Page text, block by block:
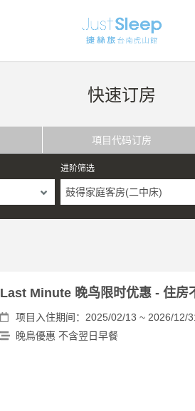
快速订房
項目代码订房
进阶筛选
鼓得家庭客房(二中床)
Last Minute 晚鸟限时优惠 - 住房
项目入住期间：2025/02/13 ~ 2026/12/
晚鳥優惠 不含翌日早餐